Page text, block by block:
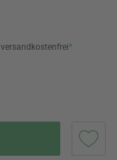
versandkostenfrei*